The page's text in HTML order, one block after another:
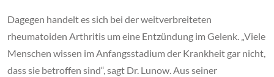
Dagegen handelt es sich bei der weitverbreiteten
rheumatoiden Arthritis um eine Entzündung im Gelenk. „Viele
Menschen wissen im Anfangsstadium der Krankheit gar nicht,
dass sie betroffen sind“, sagt Dr. Lunow. Aus seiner